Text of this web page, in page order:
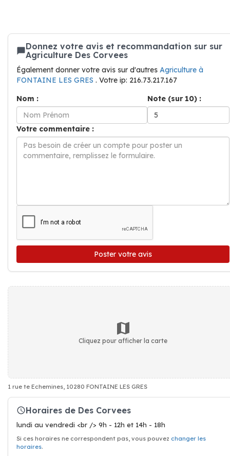
Donnez votre avis et recommandation sur sur
Agriculture Des Corvees
Également donner votre avis sur d'autres Agriculture à
FONTAINE LES GRES . Votre ip: 216.73.217.167
Nom :
Note (sur 10) :
Votre commentaire :
Poster votre avis
Cliquez pour afficher la carte
1 rue te Echemines, 10280 FONTAINE LES GRES
Horaires de Des Corvees
lundi au vendredi <br /> 9h - 12h et 14h - 18h
Si ces horaires ne correspondent pas, vous pouvez changer les
horaires.